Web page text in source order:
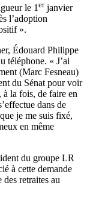
le 1 erjanvier
l’adoption
».
Édouard Philippe
téléphone. « J’ai
(Marc Fesneau)
du Sénat pour voir
à la fois, de faire en
dans de
je me suis fixé,
en même
du groupe LR
à cette demande
retraites au